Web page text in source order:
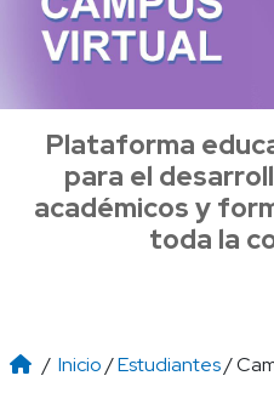
Plataforma
para el
académicos y
toda la
/ Inicio/Estudiantes/